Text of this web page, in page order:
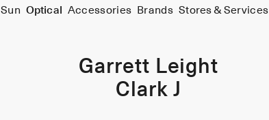
Sun Optical Accessories Brands Stores & Services
Garrett Leight
Clark J